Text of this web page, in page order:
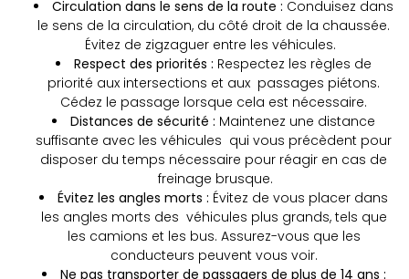
Circulation dans le sens de la route : Conduisez dans
le sens de la circulation, du côté droit de la chaussée.
Évitez de zigzaguer entre les véhicules.
Respect des priorités : Respectez les règles de
priorité aux intersections et aux passages piétons.
Cédez le passage lorsque cela est nécessaire.
Distances de sécurité : Maintenez une distance
suffisante avec les véhicules qui vous précèdent pour
disposer du temps nécessaire pour réagir en cas de
freinage brusque.
Évitez les angles morts : Évitez de vous placer dans
les angles morts des véhicules plus grands, tels que
les camions et les bus. Assurez-vous que les
conducteurs peuvent vous voir.
Ne pas transporter de passagers de plus de 14 ans :